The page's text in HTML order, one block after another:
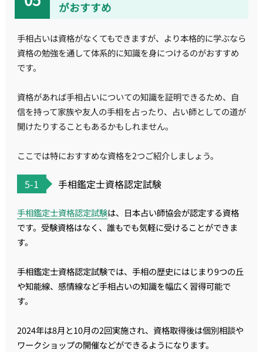
がおすすめ
手相占いは資格がなくてもできますが、より本格的に学ぶなら
資格の勉強を通して体系的に知識を身につけるのがおすすめ
です。
資格があれば手相占いについての知識を証明できるため、自
信を持って家族や友人の手相を占ったり、占い師としての道が
開けたりすることもあるかもしれません。
ここでは特におすすめな資格を2つご紹介しましょう。
5-1 手相鑑定士資格認定試験
手相鑑定士資格認定試験は、日本占い師協会が認定する資格
です。受験資格はなく、誰もでも気軽に受けることができま
す。
手相鑑定士資格認定試験では、手相の歴史にはじまり9つの丘
や知能線、感情線など手相占いの知識を幅広く習得可能で
す。
2024年は8月と10月の2回実施され、資格取得後は個別相談や
ワークショップの開催などができるようになります。